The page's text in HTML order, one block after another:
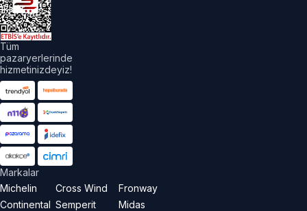
Tüm
pazaryerlerinde
hizmetinizdeyiz!
Markalar
Michelin
Continental
Cross Wind
Semperit
Fronway
Midas